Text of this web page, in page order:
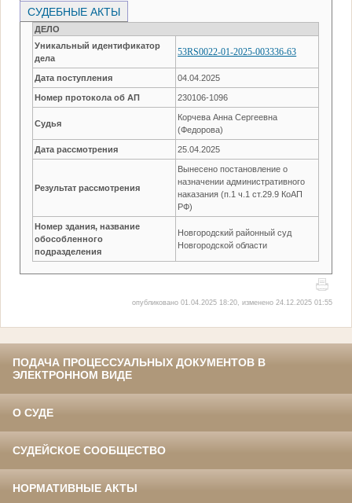
СУДЕБНЫЕ АКТЫ
ДЕЛО
Уникальный идентификатор
дела
53RS0022-01-2025-003336-63
Дата поступления 04.04.2025
Номер протокола об АП 230106-1096
Судья
Корчева Анна Сергеевна
(Федорова)
Дата рассмотрения 25.04.2025
Результат рассмотрения
Вынесено постановление о
назначении административного
наказания (п.1 ч.1 ст.29.9 КоАП
РФ)
Номер здания, название
обособленного
подразделения
Новгородский районный суд
Новгородской области
опубликовано 01.04.2025 18:20, изменено 24.12.2025 01:55
ПОДАЧА ПРОЦЕССУАЛЬНЫХ ДОКУМЕНТОВ В
ЭЛЕКТРОННОМ ВИДЕ
О СУДЕ
СУДЕЙСКОЕ СООБЩЕСТВО
НОРМАТИВНЫЕ АКТЫ